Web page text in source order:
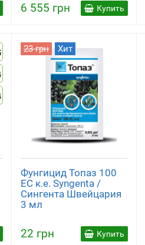
6 555 грн Купить
23 грн Хит
Фунгицид Топаз 100
ЕС к.е. Syngenta /
Сингента Швейцария
3 мл
22 грн Купить